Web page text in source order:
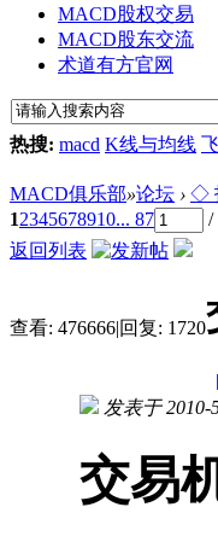
MACD股权交易
MACD股东交流
术道有方官网
热搜: macd K线与均线
MACD俱乐部»论坛 › ◇
12345678910... 87 /
返回列表
查看: 476666|回复: 1720
发表于 2010-
交易